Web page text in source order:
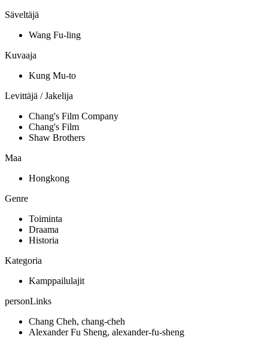
Säveltäjä
Wang Fu-ling
Kuvaaja
Kung Mu-to
Levittäjä / Jakelija
Chang's Film Company
Chang's Film
Shaw Brothers
Maa
Hongkong
Genre
Toiminta
Draama
Historia
Kategoria
Kamppailulajit
personLinks
Chang Cheh, chang-cheh
Alexander Fu Sheng, alexander-fu-sheng